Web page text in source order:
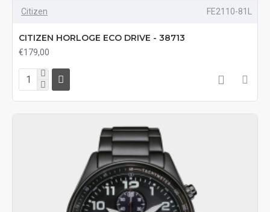
Citizen FE2110-81L
CITIZEN HORLOGE ECO DRIVE - 38713
€179,00